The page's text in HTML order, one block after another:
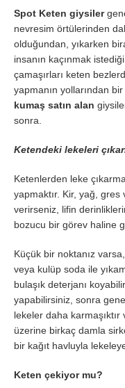
Spot Keten giysiler
nevresim örtülerinden
olduğundan, yıkarken
insanın kaçınmak
çamaşırları keten
yapmanın yollarından
kumaş satın alan
sonra.
Ketendeki lekeleri
Ketenlerden leke
yapmaktır. Kir, yağ,
verirseniz, lifin
bozucu bir görev haline
Küçük bir noktanız
veya kulüp soda ile
bulaşık deterjanı
yapabilirsiniz, sonra
lekeler daha
üzerine birkaç damla
bir kağıt havluyla
Keten çekiyor mu?